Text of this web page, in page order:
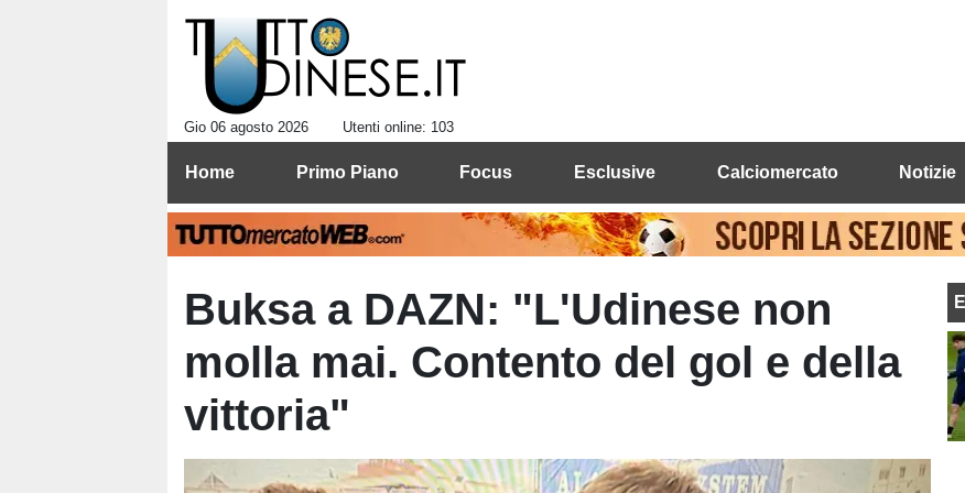
Gio 06 agosto 2026 Utenti online: 103
Home Primo Piano Focus Esclusive Calciomercato Notizie
Buksa a DAZN: "L'Udinese non
molla mai. Contento del gol e della
vittoria"